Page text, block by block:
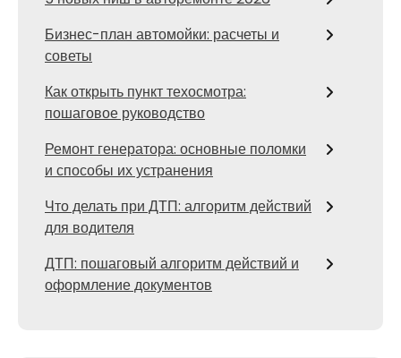
Бизнес-план автомойки: расчеты и
советы
Как открыть пункт техосмотра:
пошаговое руководство
Ремонт генератора: основные поломки
и способы их устранения
Что делать при ДТП: алгоритм действий
для водителя
ДТП: пошаговый алгоритм действий и
оформление документов